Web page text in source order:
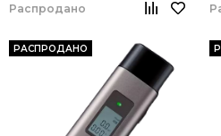
Распродано
РАСПРОДАНО